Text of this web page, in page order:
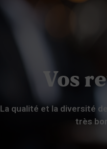
Vos
La qualité et la diversité
très